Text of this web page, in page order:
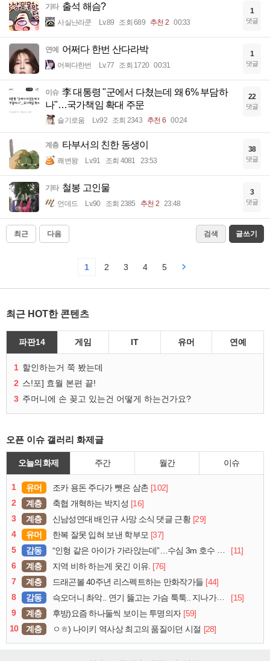
기타 출석 해슴?
사실난라쿤 Lv.89 조회 689 추천 2 00:33
1
댓글
연예 어쩌다 한번 산다라박
어쩌다한번 Lv.77 조회 1720 00:31
1
댓글
이슈 李 대통령 "군에서 다쳤는데 왜 6% 부담하
나"…국가책임 확대 주문
슬기로움 Lv.92 조회 2343 추천 6 00:24
22
댓글
계층 타부서의 친한 동생이
쾌변왕 Lv.91 조회 4081 23:53
38
댓글
기타 철봉 고인물
언데드 Lv.90 조회 2385 추천 2 23:48
3
댓글
최근 다음 검색 글쓰기
1 2 3 4 5
최근 HOT한 콘텐츠
파판14 게임 IT 유머 연예
1 할인하는거 쭉 봤는데
2 스!포] 효월 본편 끝!
3 주머니에 손 꽂고 있는건 어떻게 하는건가요?
오픈 이슈 갤러리 화제글
오늘의 화제 주간 월간 이슈
1 유머 조카 용돈 주다가 뺏은 삼촌 [102]
2
계층 축협 개혁하는 박지성 [16]
3
계층 신남성연대 배인규 사망 소식 댓글 근황 [29]
4
유머 한복 잘못 입혀 보낸 학부모 [37]
5
감동 “인형 같은 아이가 가라앉는데”…수심 3m 호수 뛰어든 60대 의인
[11]
6
계층 지역 비하 하는게 웃긴 이유. [76]
7
계층 드래곤볼 40주년 리스펙트하는 만화작가들 [44]
8
감동 슥오더니 촤악.. 연기 뚫고는 가슴 툭툭.. 지나가던 아재의 정체
[15]
9
계층 후방)요즘 하나둘씩 보이는 투명의자 [59]
10
계층 ㅇㅎ) 나이키 역사상 최고의 품질이던 시절 [28]